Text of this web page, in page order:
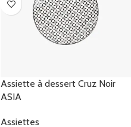
Assiette à dessert Cruz Noir
ASIA
Assiettes